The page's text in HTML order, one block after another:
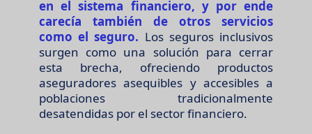
en el sistema financiero, y por ende
carecía también de otros servicios
como el seguro. Los seguros inclusivos
surgen como una solución para cerrar
esta brecha, ofreciendo productos
aseguradores asequibles y accesibles a
poblaciones tradicionalmente
desatendidas por el sector financiero.